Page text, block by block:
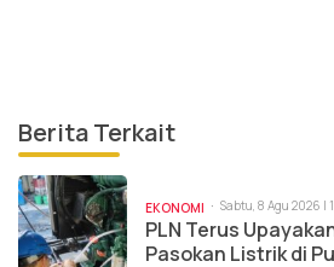
Berita Terkait
EKONOMI Sabtu, 8 Agu 2026 |
PLN Terus
Pasokan Listrik di